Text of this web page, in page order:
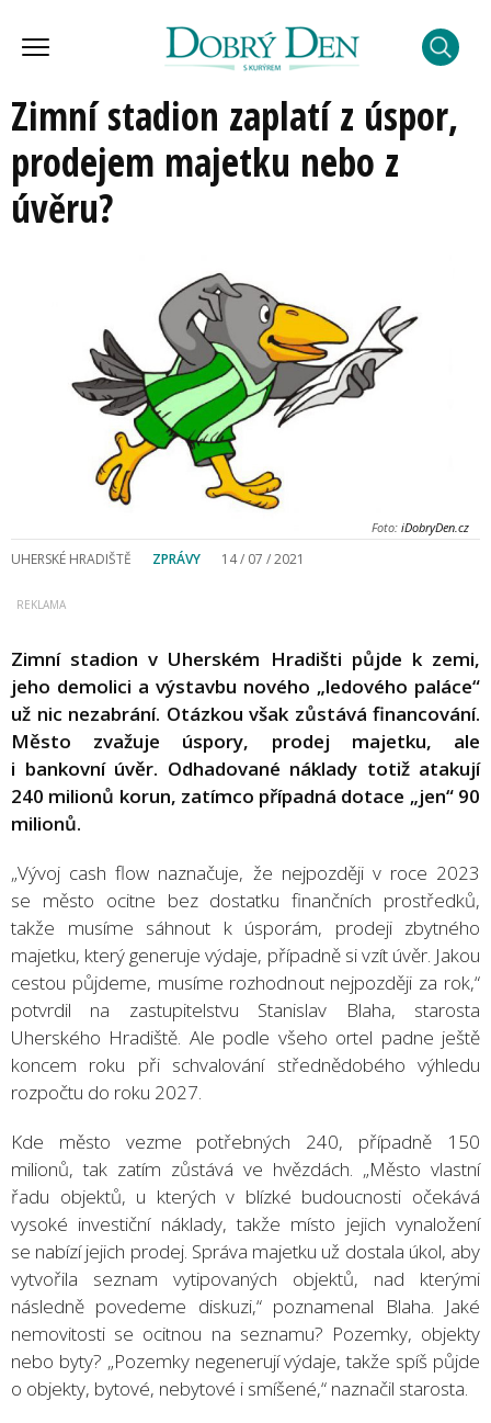
Zimní stadion zaplatí z úspor,
prodejem majetku nebo z
úvěru?
Foto: iDobryDen.cz
UHERSKÉ HRADIŠTĚ ZPRÁVY 14 / 07 / 2021
Zimní stadion v Uherském Hradišti půjde k zemi,
jeho demolici a výstavbu nového „ledového paláce“
už nic nezabrání. Otázkou však zůstává financování.
Město zvažuje úspory, prodej majetku, ale
i bankovní úvěr. Odhadované náklady totiž atakují
240 milionů korun, zatímco případná dotace „jen“ 90
milionů.
„Vývoj cash flow naznačuje, že nejpozději v roce 2023
se město ocitne bez dostatku finančních prostředků,
takže musíme sáhnout k úsporám, prodeji zbytného
majetku, který generuje výdaje, případně si vzít úvěr. Jakou
cestou půjdeme, musíme rozhodnout nejpozději za rok,“
potvrdil na zastupitelstvu Stanislav Blaha, starosta
Uherského Hradiště. Ale podle všeho ortel padne ještě
koncem roku při schvalování střednědobého výhledu
rozpočtu do roku 2027.
Kde město vezme potřebných 240, případně 150
milionů, tak zatím zůstává ve hvězdách. „Město vlastní
řadu objektů, u kterých v blízké budoucnosti očekává
vysoké investiční náklady, takže místo jejich vynaložení
se nabízí jejich prodej. Správa majetku už dostala úkol, aby
vytvořila seznam vytipovaných objektů, nad kterými
následně povedeme diskuzi,“ poznamenal Blaha. Jaké
nemovitosti se ocitnou na seznamu? Pozemky, objekty
nebo byty? „Pozemky negenerují výdaje, takže spíš půjde
o objekty, bytové, nebytové i smíšené,“ naznačil starosta.